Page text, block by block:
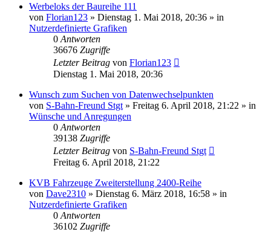
Werbeloks der Baureihe 111
von Florian123 » Dienstag 1. Mai 2018, 20:36 » in
Nutzerdefinierte Grafiken
0 Antworten
36676 Zugriffe
Letzter Beitrag von Florian123
Dienstag 1. Mai 2018, 20:36
Wunsch zum Suchen von Datenwechselpunkten
von S-Bahn-Freund Stgt » Freitag 6. April 2018, 21:22 » in
Wünsche und Anregungen
0 Antworten
39138 Zugriffe
Letzter Beitrag von S-Bahn-Freund Stgt
Freitag 6. April 2018, 21:22
KVB Fahrzeuge Zweiterstellung 2400-Reihe
von Dave2310 » Dienstag 6. März 2018, 16:58 » in
Nutzerdefinierte Grafiken
0 Antworten
36102 Zugriffe